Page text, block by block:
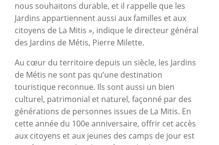
nous souhaitons durable, et il rappelle que les
Jardins appartiennent aussi aux familles et aux
citoyens de La Mitis », indique le directeur général
des Jardins de Métis, Pierre Milette.
Au cœur du territoire depuis un siècle, les Jardins
de Métis ne sont pas qu’une destination
touristique reconnue. Ils sont aussi un bien
culturel, patrimonial et naturel, façonné par des
générations de personnes issues de La Mitis. En
cette année du 100e anniversaire, offrir cet accès
aux citoyens et aux jeunes des camps de jour est